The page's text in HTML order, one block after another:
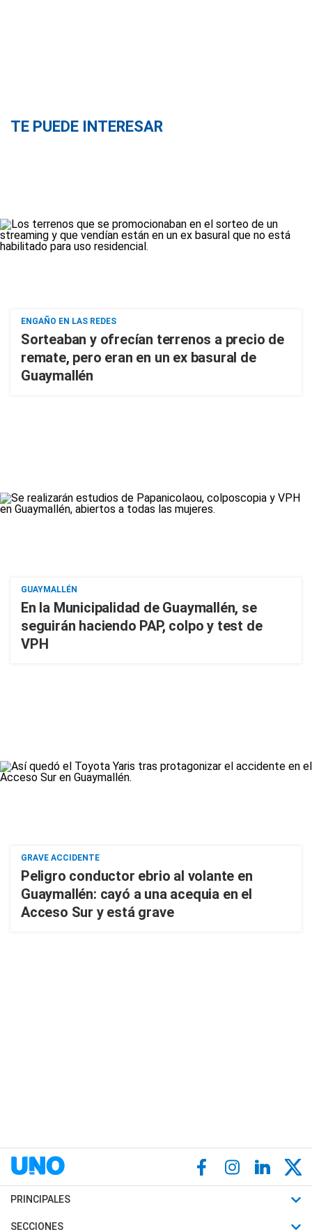
TE PUEDE INTERESAR
ENGAÑO EN LAS REDES
Sorteaban y ofrecían terrenos a precio de
remate, pero eran en un ex basural de
Guaymallén
GUAYMALLÉN
En la Municipalidad de Guaymallén, se
seguirán haciendo PAP, colpo y test de
VPH
GRAVE ACCIDENTE
Peligro conductor ebrio al volante en
Guaymallén: cayó a una acequia en el
Acceso Sur y está grave
PRINCIPALES
Últimas Noticias
SECCIONES